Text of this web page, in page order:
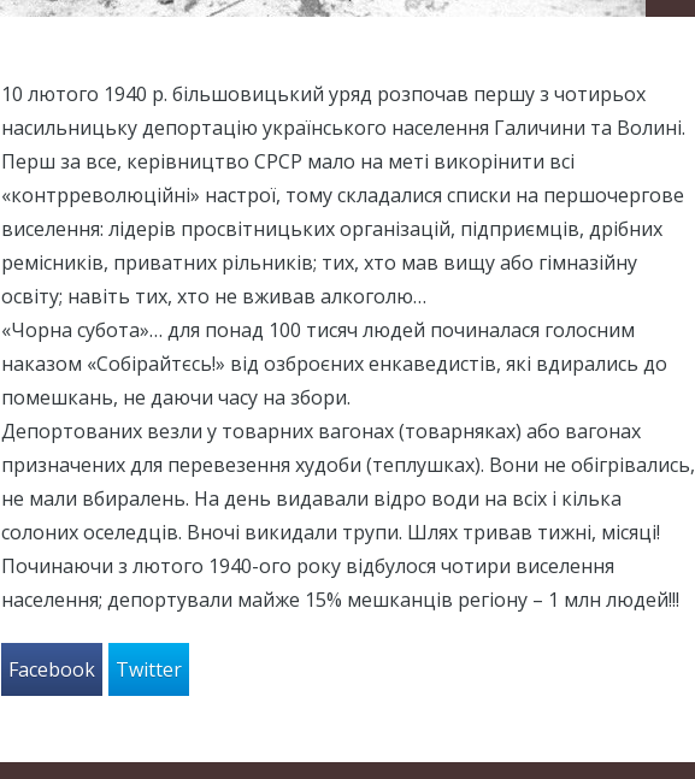
10 лютого 1940 р. більшовицький уряд розпочав першу з чотирьох
насильницьку депортацію українського населення Галичини та Волині.
Перш за все, керівництво СРСР мало на меті викорінити всі
«контрреволюційні» настрої, тому складалися списки на першочергове
виселення: лідерів просвітницьких організацій, підприємців, дрібних
ремісників, приватних рільників; тих, хто мав вищу або гімназійну
освіту; навіть тих, хто не вживав алкоголю…
«Чорна субота»… для понад 100 тисяч людей починалася голосним
наказом «Собірайтєсь!» від озброєних енкаведистів, які вдирались до
помешкань, не даючи часу на збори.
Депортованих везли у товарних вагонах (товарняках) або вагонах
призначених для перевезення худоби (теплушках). Вони не обігрівались,
не мали вбиралень. На день видавали відро води на всіх і кілька
солоних оселедців. Вночі викидали трупи. Шлях тривав тижні, місяці!
Починаючи з лютого 1940-ого року відбулося чотири виселення
населення; депортували майже 15% мешканців регіону – 1 млн людей!!!
Facebook Twitter